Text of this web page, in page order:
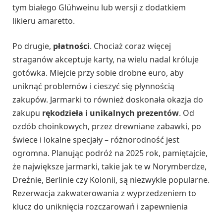
tym białego Glühweinu lub wersji z dodatkiem
likieru amaretto.
Po drugie, płatności. Chociaż coraz więcej
straganów akceptuje karty, na wielu nadal króluje
gotówka. Miejcie przy sobie drobne euro, aby
uniknąć problemów i cieszyć się płynnością
zakupów. Jarmarki to również doskonała okazja do
zakupu rękodzieła i unikalnych prezentów. Od
ozdób choinkowych, przez drewniane zabawki, po
świece i lokalne specjały – różnorodność jest
ogromna. Planując podróż na 2025 rok, pamiętajcie,
że największe jarmarki, takie jak te w Norymberdze,
Dreźnie, Berlinie czy Kolonii, są niezwykle popularne.
Rezerwacja zakwaterowania z wyprzedzeniem to
klucz do uniknięcia rozczarowań i zapewnienia